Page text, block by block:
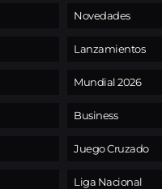
Novedades
Lanzamientos
Mundial 2026
Business
Juego Cruzado
Liga Nacional